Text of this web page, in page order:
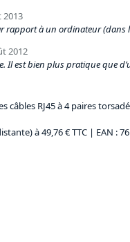
2013
rapport à un ordinateur (dans
2012
Il est bien plus pratique que
RJ45 à 4 paires
à 49,76 € TTC | EAN :